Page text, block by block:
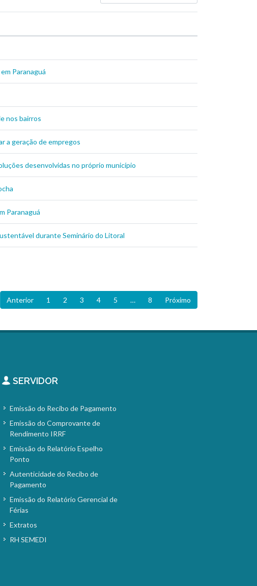
Paranaguá
nos bairros
a geração de empregos
desenvolvidas no próprio município
Paranaguá
durante Seminário do Litoral
Anterior
1 2 3 4 5 … 8 Próximo
SERVIDOR
Emissão do Recibo de Pagamento
Emissão do Comprovante de
Rendimento IRRF
Emissão do Relatório Espelho
Ponto
Autenticidade do Recibo de
Pagamento
Emissão do Relatório Gerencial de
Férias
Extratos
RH SEMEDI